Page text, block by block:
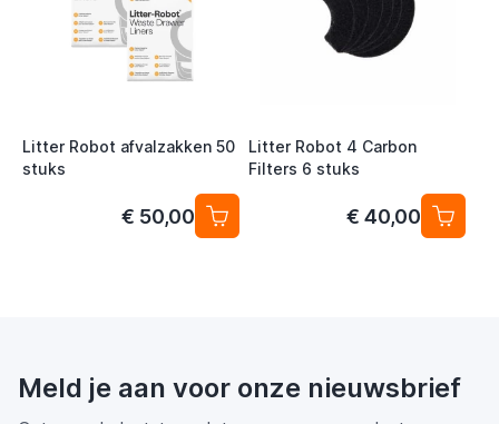
Litter Robot afvalzakken 50
stuks
€ 50,00
Litter Robot 4 Carbon
Filters 6 stuks
€ 40,00
Meld je aan voor onze nieuwsbrief